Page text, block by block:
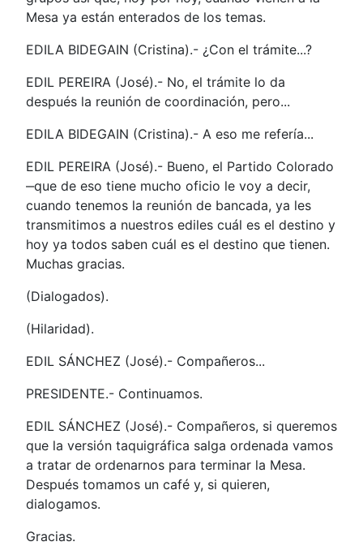
Mesa ya están enterados de los temas.
EDILA BIDEGAIN (Cristina).- ¿Con el trámite...?
EDIL PEREIRA (José).- No, el trámite lo da
después la reunión de coordinación, pero...
EDILA BIDEGAIN (Cristina).- A eso me refería...
EDIL PEREIRA (José).- Bueno, el Partido Colorado
‒que de eso tiene mucho oficio le voy a decir,
cuando tenemos la reunión de bancada, ya les
transmitimos a nuestros ediles cuál es el destino y
hoy ya todos saben cuál es el destino que tienen.
Muchas gracias.
(Dialogados).
(Hilaridad).
EDIL SÁNCHEZ (José).- Compañeros...
PRESIDENTE.- Continuamos.
EDIL SÁNCHEZ (José).- Compañeros, si queremos
que la versión taquigráfica salga ordenada vamos
a tratar de ordenarnos para terminar la Mesa.
Después tomamos un café y, si quieren,
dialogamos.
Gracias.